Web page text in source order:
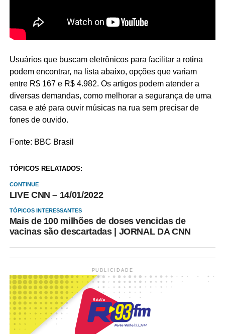
Usuários que buscam eletrônicos para facilitar a rotina
podem encontrar, na lista abaixo, opções que variam
entre R$ 167 e R$ 4.982. Os artigos podem atender a
diversas demandas, como melhorar a segurança de uma
casa e até para ouvir músicas na rua sem precisar de
fones de ouvido.
Fonte: BBC Brasil
TÓPICOS RELATADOS:
CONTINUE
LIVE CNN – 14/01/2022
TÓPICOS INTERESSANTES
Mais de 100 milhões de doses vencidas de
vacinas são descartadas | JORNAL DA CNN
PUBLICIDADE